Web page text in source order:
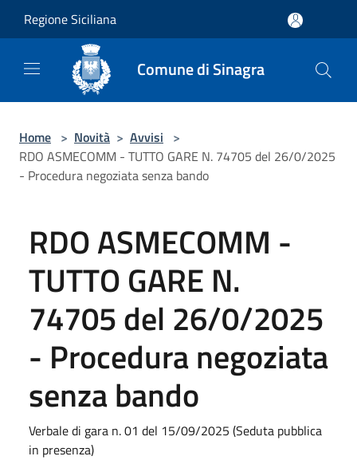
Regione Siciliana
Comune di Sinagra
Home > Novità > Avvisi >
RDO ASMECOMM - TUTTO GARE N. 74705 del 26/0/2025
- Procedura negoziata senza bando
RDO ASMECOMM -
TUTTO GARE N.
74705 del 26/0/2025
- Procedura negoziata
senza bando
Verbale di gara n. 01 del 15/09/2025 (Seduta pubblica
in presenza)